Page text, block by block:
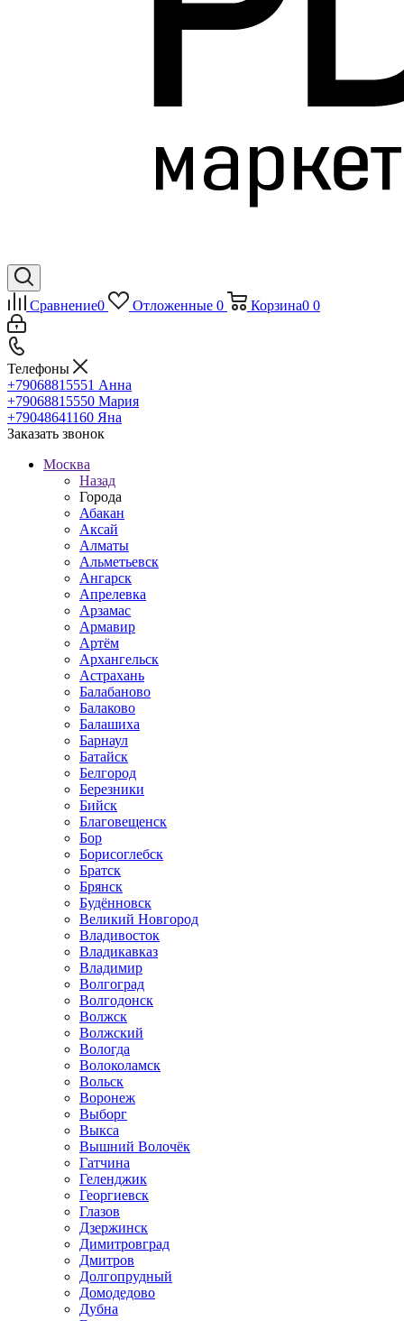
Сравнение0 Отложенные 0 Корзина0 0
Телефоны
+79068815551 Анна
+79068815550 Мария
+79048641160 Яна
Заказать звонок
Москва
Назад
Города
Абакан
Аксай
Алматы
Альметьевск
Ангарск
Апрелевка
Арзамас
Армавир
Артём
Архангельск
Астрахань
Балабаново
Балаково
Балашиха
Барнаул
Батайск
Белгород
Березники
Бийск
Благовещенск
Бор
Борисоглебск
Братск
Брянск
Будённовск
Великий Новгород
Владивосток
Владикавказ
Владимир
Волгоград
Волгодонск
Волжск
Волжский
Вологда
Волоколамск
Вольск
Воронеж
Выборг
Выкса
Вышний Волочёк
Гатчина
Геленджик
Георгиевск
Глазов
Дзержинск
Димитровград
Дмитров
Долгопрудный
Домодедово
Дубна